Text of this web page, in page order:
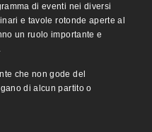
di eventi nei diversi
e tavole rotonde aperte al
un ruolo importante e
che non gode del
di alcun partito o